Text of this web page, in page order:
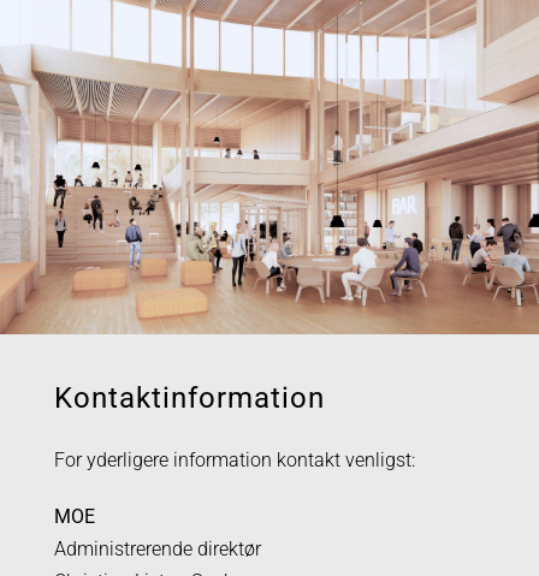
Kontaktinformation
For yderligere information kontakt venligst:
MOE
Administrerende direktør